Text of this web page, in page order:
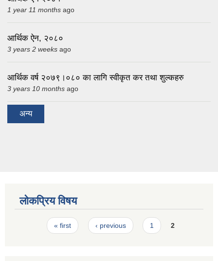
1 year 11 months ago
आर्थिक ऐन, २०८०
3 years 2 weeks ago
आर्थिक वर्ष २०७९।०८० का लागि स्वीकृत कर तथा शुल्कहरु
3 years 10 months ago
अन्य
लोकप्रिय विषय
Pages« first ‹ previous 1 2